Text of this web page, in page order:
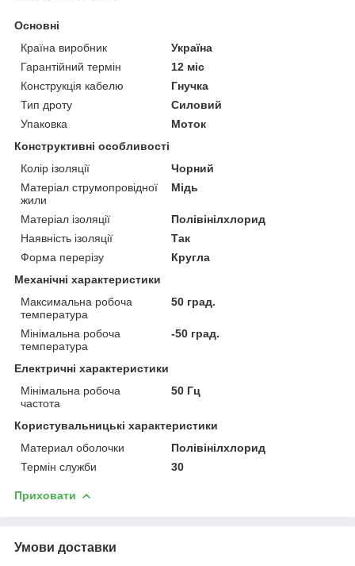
Основні
Країна виробник
Україна
Гарантійний термін
12 міс
Конструкція кабелю
Гнучка
Тип дроту
Силовий
Упаковка
Моток
Конструктивні особливості
Колір ізоляції
Чорний
Матеріал струмопровідної
жили
Мідь
Матеріал ізоляції
Полівінілхлорид
Наявність ізоляції
Так
Форма перерізу
Кругла
Механічні характеристики
Максимальна робоча
температура
50 град.
Мінімальна робоча
температура
-50 град.
Електричні характеристики
Мінімальна робоча
частота
50 Гц
Користувальницькі характеристики
Материал оболочки
Полівінілхлорид
Термін служби
30
Приховати
Умови доставки